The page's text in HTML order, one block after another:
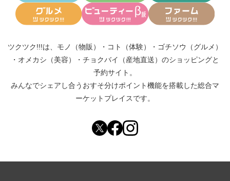
ツクツク!!!は、 モノ（物販） ・ コト（体験） ・ ゴチソウ（グルメ）
・ オメカシ（美容） ・ チョクバイ（産地直送） のショッピングと
予約サイト。
みんなでシェアし合う おすそ分けポイント機能を搭載した総合マ
ーケットプレイスです。